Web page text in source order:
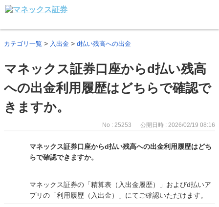
カテゴリ一覧 > 入出金 > d払い残高への出金
マネックス証券口座からd払い残高
への出金利用履歴はどちらで確認で
きますか。
No : 25253 公開日時 : 2026/02/19 08:16
マネックス証券口座からd払い残高への出金利用履歴はどち
らで確認できますか。
マネックス証券の「精算表（入出金履歴）」およびd払いア
プリの「利用履歴（入出金）」にてご確認いただけます。